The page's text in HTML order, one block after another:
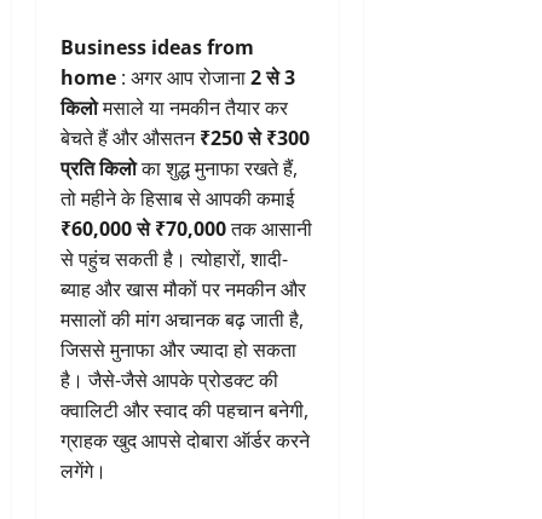
Business ideasfrom
home : अगर आप रोजाना2 से 3
किलोमसाले या नमकीन तैयार कर
बेचते हैं और औसतन₹250 से ₹300
प्रति किलोका शुद्ध मुनाफा रखते हैं,
तो महीने के हिसाब से आपकी कमाई
₹60,000 से ₹70,000तक आसानी
से पहुंच सकती है। त्योहारों, शादी-
ब्याह और खास मौकों पर नमकीन और
मसालों की मांग अचानक बढ़ जाती है,
जिससे मुनाफा और ज्यादा हो सकता
है। जैसे-जैसे आपके प्रोडक्ट की
क्वालिटी और स्वाद की पहचान बनेगी,
ग्राहक खुद आपसे दोबारा ऑर्डर करने
लगेंगे।